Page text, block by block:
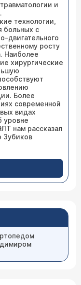
и
технологии,
больных с
двигательного
росту
Наиболее
хирургические
Более
современной
видах
уровне
нам рассказал
Зубиков